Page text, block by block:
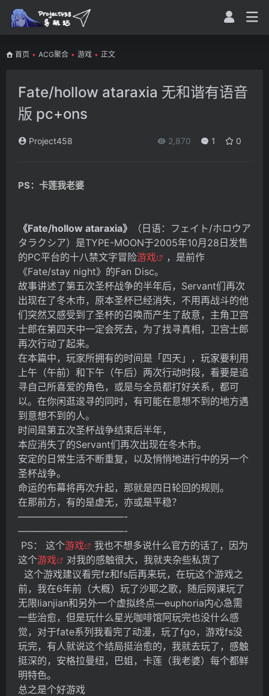
首页 • ACG聚合 • 游戏 • 正文
Fate/hollow ataraxia 无和谐有语音
版 pc+ons
Project458 2,870 1 0
PS：卡莲我老婆
《Fate/hollow ataraxia》
（日语：フェイト/ホロウア
タラクシア‎）是TYPE-MOON于2005年10月28日发售
的PC平台的十八禁文字冒险游戏
，是前作
《Fate/stay night》 的Fan Disc。
故事讲述了第五次圣杯战争的半年后，Servant们再次
出现在了冬木市，原本圣杯已经消失，不用再战斗的他
们突然又感受到了圣杯的召唤而产生了敌意，主角卫宫
士郎在第四天中一定会死去，为了找寻真相，卫宫士郎
再次行动了起来。
在本篇中，玩家所拥有的时间是「四天」，玩家要利用
上午（午前）和下午（午后）两次行动时段，看要是追
寻自己所喜爱的角色，或是与全员都打好关系，都可
以。在你闲逛逡寻的同时，有可能在意想不到的地方遇
到意想不到的人。
时间是第五次圣杯战争结束后半年，
本应消失了的Servant们再次出现在冬木市。
安定的日常生活不断重复，以及悄悄地进行中的另一个
圣杯战争。
命运的布幕将再次升起，那就是四日轮回的规则。
在那前方，有的是虚无，亦或是平稳？
———————————-
———————————-
PS： 这个游戏
我也不想多说什么官方的话了，因为
这个游戏
对我的感触很大，我就夹杂些私货了
这个游戏建议看完fz和fs后再来玩，在玩这个游戏之
前，我在6年前（大概）玩了沙耶之歌，随后网课玩了
无限lianjian和另外一个虚拟终点—euphoria内心急需
一些治愈，但是玩什么星光咖啡馆阿玩完也没什么感
觉，对于fate系列我看完了动漫，玩了fgo，游戏fs没
玩完，有人就说这个结局挺治愈的，我就去玩了，感触
挺深的，安格拉曼纽，巴姐，卡莲（我老婆）每个都鲜
明特色。
总之是个好游戏